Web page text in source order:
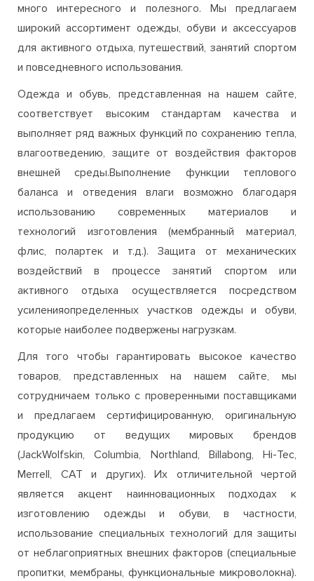
много интересного и полезного. Мы предлагаем
широкий ассортимент одежды, обуви и аксессуаров
для активного отдыха, путешествий, занятий спортом
и повседневного использования.
Одежда и обувь, представленная на нашем сайте,
соответствует высоким стандартам качества и
выполняет ряд важных функций по сохранению тепла,
влагоотведению, защите от воздействия факторов
внешней среды.Выполнение функции теплового
баланса и отведения влаги возможно благодаря
использованию современных материалов и
технологий изготовления (мембранный материал,
флис, полартек и т.д.). Защита от механических
воздействий в процессе занятий спортом или
активного отдыха осуществляется посредством
усиленияопределенных участков одежды и обуви,
которые наиболее подвержены нагрузкам.
Для того чтобы гарантировать высокое качество
товаров, представленных на нашем сайте, мы
сотрудничаем только с проверенными поставщиками
и предлагаем сертифицированную, оригинальную
продукцию от ведущих мировых брендов
(JackWolfskin, Columbia, Northland, Billabong, Hi-Tec,
Merrell, CAT и других). Их отличительной чертой
является акцент наинновационных подходах к
изготовлению одежды и обуви, в частности,
использование специальных технологий для защиты
от неблагоприятных внешних факторов (специальные
пропитки, мембраны, функциональные микроволокна).